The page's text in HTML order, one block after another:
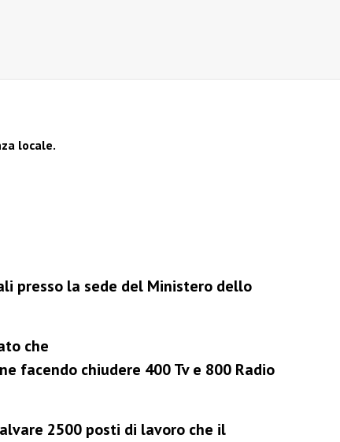
locale.
presso la sede del Ministero dello
che
facendo chiudere 400 Tv e 800 Radio
2500 posti di lavoro che il